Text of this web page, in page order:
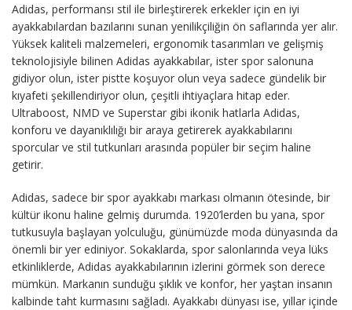
Adidas, performansı stil ile birleştirerek erkekler için en iyi
ayakkabılardan bazılarını sunan yenilikçiliğin ön saflarında yer alır.
Yüksek kaliteli malzemeleri, ergonomik tasarımları ve gelişmiş
teknolojisiyle bilinen Adidas ayakkabılar, ister spor salonuna
gidiyor olun, ister pistte koşuyor olun veya sadece gündelik bir
kıyafeti şekillendiriyor olun, çeşitli ihtiyaçlara hitap eder.
Ultraboost, NMD ve Superstar gibi ikonik hatlarla Adidas,
konforu ve dayanıklılığı bir araya getirerek ayakkabılarını
sporcular ve stil tutkunları arasında popüler bir seçim haline
getirir.
Adidas, sadece bir spor ayakkabı markası olmanın ötesinde, bir
kültür ikonu haline gelmiş durumda. 1920’lerden bu yana, spor
tutkusuyla başlayan yolculuğu, günümüzde moda dünyasında da
önemli bir yer ediniyor. Sokaklarda, spor salonlarında veya lüks
etkinliklerde, Adidas ayakkabılarının izlerini görmek son derece
mümkün. Markanın sunduğu şıklık ve konfor, her yaştan insanın
kalbinde taht kurmasını sağladı. Ayakkabı dünyası ise, yıllar içinde